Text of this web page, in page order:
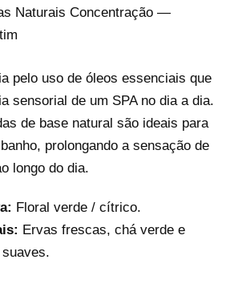
Naturais Concentração —
pelo uso de óleos essenciais que
sensorial de um SPA no dia a dia.
de base natural são ideais para
prolongando a sensação de
longo do dia.
Floral verde / cítrico.
Ervas frescas, chá verde e